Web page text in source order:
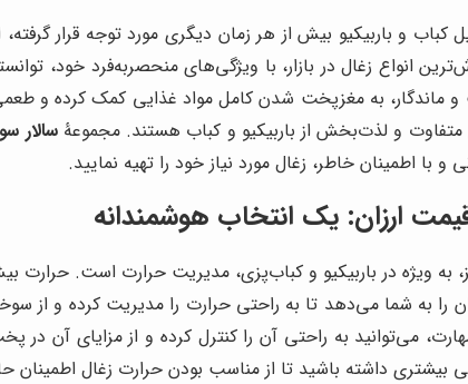
کباب و باربیکیو بیش از هر زمان دیگری مورد توجه قرار
انواع زغال در بازار، با ویژگی‌های منحصربه‌فرد خود،
و ماندگار، به مغزپخت شدن کامل مواد غذایی کمک کرده و
متفاوت و لذت‌بخش از باربیکیو و کباب هستند. مجموعۀسالار
با اطمینان خاطر، زغال مورد نیاز خود را تهیه نمایید.
ارزان: یک انتخاب هوشمندانه
ویژه در باربیکیو و کباب‌پزی، مدیریت حرارت است. حرارت
را به شما می‌دهد تا به راحتی حرارت را مدیریت کرده و از
می‌توانید به راحتی آن را کنترل کرده و از مزایای آن در
بیشتری داشته باشید تا از مناسب بودن حرارت زغال اطمینان